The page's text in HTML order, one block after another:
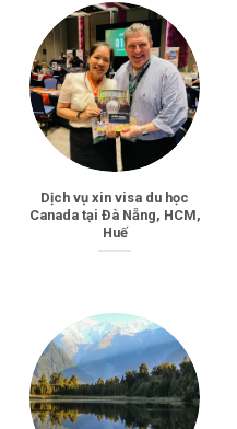
Dịch vụ xin visa du học
Canada tại Đà Nẵng, HCM,
Huế